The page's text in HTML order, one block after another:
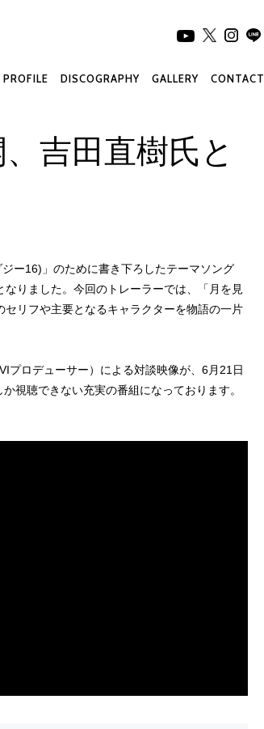
CONTACT
GALLERY
DISCOGRAPHY
PROFILE
吉田直樹氏と
ー16)」のために書き下ろしたテーマソング
なりました。今回のトレーラーでは、「月を見
リフや主要となるキャラクターを物語の一片
プロデューサー）による対談映像が、6月21日
視聴できない充実の番組になっております。